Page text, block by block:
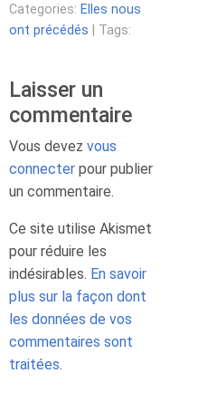
Categories: Elles nous
ont précédés | Tags:
Laisser un
commentaire
Vous devez vous
connecter pour publier
un commentaire.
Ce site utilise Akismet
pour réduire les
indésirables. En savoir
plus sur la façon dont
les données de vos
commentaires sont
traitées.